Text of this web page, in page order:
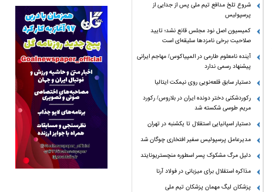
شروع تلخ مدافع تیم ملی پس از جدایی از
پرسپولیس
کمیسیون اصل نود مجلس قانع نشد؛ تایید
صلاحیت برخی نامزدها سلیقه‌ای است
آینده نامعلوم طارمی در المپیاکوس/ مهاجم ایرانی
پیشنهاد رسمی ندارد
دستیار سابق قلعه‌نویی روی نیمکت ایتالیا
رکوردشکنی دختر دونده ایران در بلاروس/ رکورد
مریم طوسی شکسته شد
دستیار اسپانیایی استقلال تا یکشنبه در تهران
مدیرعامل پرسپولیس سفیر افتخاری چوگان شد
دلیل مرگ مشکوک پسر اسطوره منچستریونایتد
مذاکره استقلال برای میزبانی در فولاد آرنا
پزشکان لیگ مهمان پزشکان تیم ملی